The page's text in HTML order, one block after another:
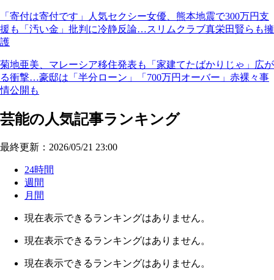
「寄付は寄付です」人気セクシー女優、熊本地震で300万円支
援も「汚い金」批判に冷静反論…スリムクラブ真栄田賢らも擁
護
菊地亜美、マレーシア移住発表も「家建てたばかりじゃ」広が
る衝撃…豪邸は「半分ローン」「700万円オーバー」赤裸々事
情公開も
芸能の人気記事ランキング
最終更新：2026/05/21 23:00
24時間
週間
月間
現在表示できるランキングはありません。
現在表示できるランキングはありません。
現在表示できるランキングはありません。